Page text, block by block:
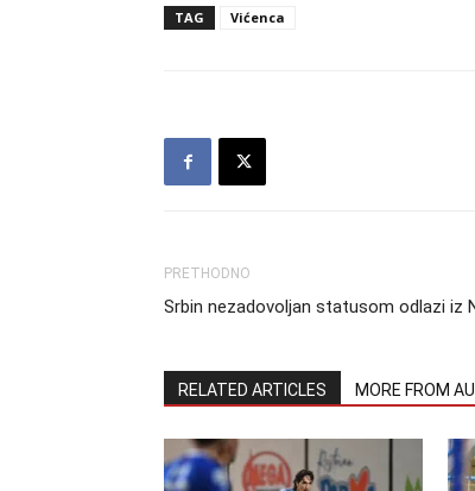
TAG Vićenca
PRETHODNO
Srbin nezadovoljan statusom odlazi iz
RELATED ARTICLES MORE FROM